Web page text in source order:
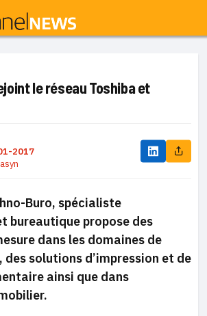
le réseau Toshiba et
2017
Buro, spécialiste
bureautique propose des
dans les domaines de
solutions d’impression et de
ainsi que dans